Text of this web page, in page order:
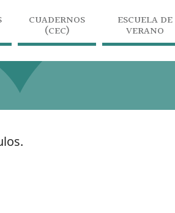
CUADERNOS
(CEC)
ESCUELA DE
VERANO